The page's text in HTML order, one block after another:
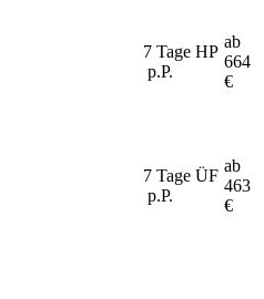
7 Tage HP
p.P.
ab
664
€
7 Tage ÜF
p.P.
ab
463
€